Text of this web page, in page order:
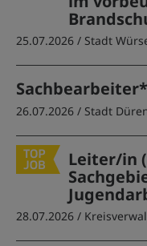
25.07.2026 / Stadt
26.07.2026 / Stadt
Leiter/in
28.07.2026 /